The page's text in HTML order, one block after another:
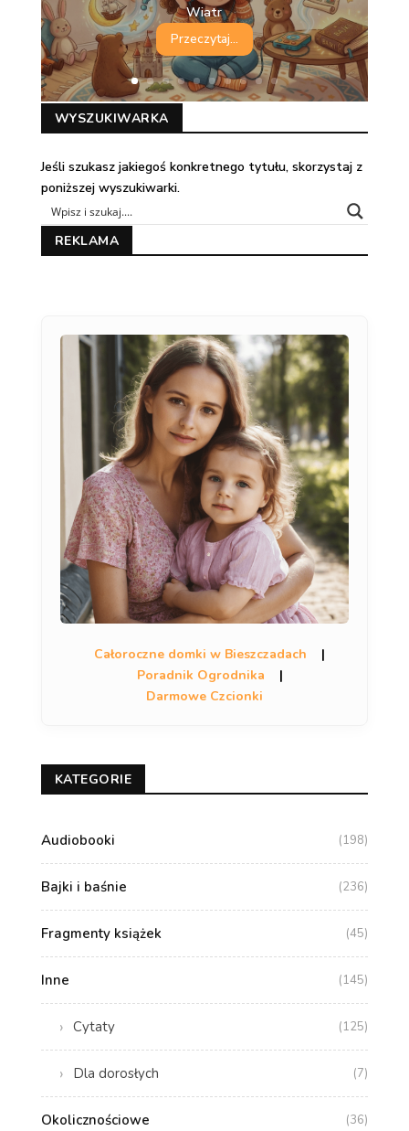
Wiatr
Przeczytaj...
WYSZUKIWARKA
Jeśli szukasz jakiegoś konkretnego tytułu, skorzystaj z
poniższej wyszukiwarki.
REKLAMA
Całoroczne domki w Bieszczadach
|
Poradnik Ogrodnika
|
Darmowe Czcionki
KATEGORIE
Audiobooki (198)
Bajki i baśnie (236)
Fragmenty książek (45)
Inne (145)
Cytaty (125)
Dla dorosłych (7)
Okolicznościowe (36)